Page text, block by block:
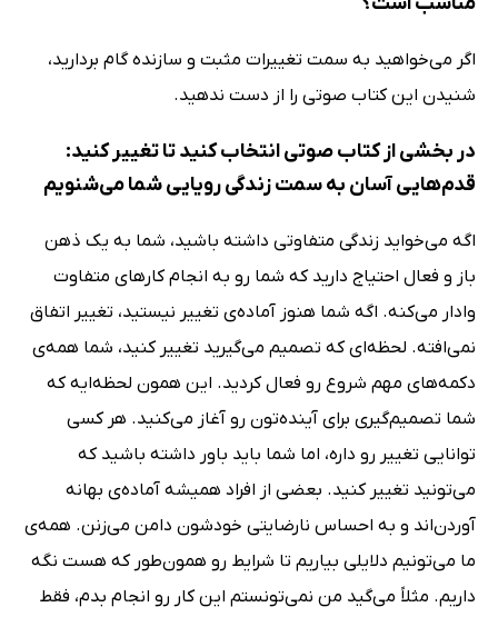
اگر می‌خواهید به سمت تغییرات مثبت و سازنده گام بردارید،
شنیدن این کتاب صوتی را از دست ندهید.
در بخشی از کتاب صوتی انتخاب کنید تا تغییر کنید:
قدم‌هایی آسان به سمت زندگی رویایی شما می‌شنویم
اگه می‌خواید زندگی متفاوتی داشته باشید، شما به یک ذهن
باز و فعال احتیاج دارید که شما رو به انجام کارهای متفاوت
وادار می‌کنه. اگه شما هنوز آماده‌ی تغییر نیستید، تغییر اتفاق
نمی‌افته. لحظه‌ای که تصمیم می‌گیرید تغییر کنید، شما همه‌ی
دکمه‌های مهم شروع رو فعال کردید. این همون لحظه‌ایه که
شما تصمیم‌گیری برای آینده‌تون رو آغاز می‌کنید. هر کسی
توانایی تغییر رو داره، اما شما باید باور داشته باشید که
می‌تونید تغییر کنید. بعضی از افراد همیشه آماده‌ی بهانه
آوردن‌اند و به احساس نارضایتی خودشون دامن می‌زنن. همه‌ی
ما می‌تونیم دلایلی بیاریم تا شرایط رو همون‌طور که هست نگه
داریم. مثلاً می‌گید من نمی‌تونستم این کار رو انجام بدم، فقط